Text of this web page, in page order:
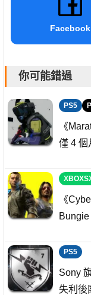
Facebook
你可能錯過
PS5
《
僅 4 個
《
PS5
Sony
失利後